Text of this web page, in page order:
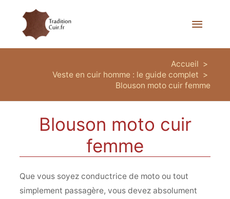
Menu
Accueil
Veste en cuir homme : le guide complet
Blouson moto cuir femme
Blouson moto cuir
femme
Que vous soyez conductrice de moto ou tout
simplement passagère, vous devez absolument